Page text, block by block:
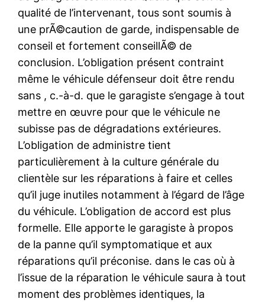
qualité de l’intervenant, tous sont soumis à
une prÃ©caution de garde, indispensable de
conseil et fortement conseillÃ© de
conclusion. L’obligation présent contraint
même le véhicule défenseur doit être rendu
sans , c.-à-d. que le garagiste s’engage à tout
mettre en œuvre pour que le véhicule ne
subisse pas de dégradations extérieures.
L’obligation de administre tient
particulièrement à la culture générale du
clientèle sur les réparations à faire et celles
qu’il juge inutiles notamment à l’égard de l’âge
du véhicule. L’obligation de accord est plus
formelle. Elle apporte le garagiste à propos
de la panne qu’il symptomatique et aux
réparations qu’il préconise. dans le cas où à
l’issue de la réparation le véhicule saura à tout
moment des problèmes identiques, la